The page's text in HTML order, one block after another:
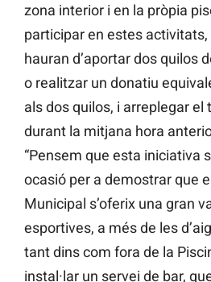
zona interior i en la pròpia
participar en estes
hauran d’aportar dos quilos
o realitzar un donatiu
als dos quilos, i arreplegar el
durant la mitjana hora
“Pensem que esta iniciativa
ocasió per a demostrar que
Municipal s’oferix una gran
esportives, a més de les
tant dins com fora de la
instal·lar un servei de bar,